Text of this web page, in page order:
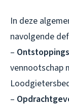
In deze
navolgende
–
vennootschap
–